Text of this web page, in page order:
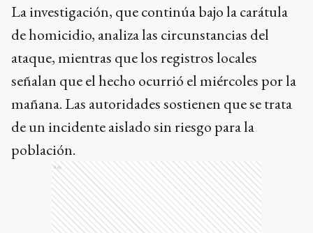
La investigación, que continúa bajo la carátula
de homicidio, analiza las circunstancias del
ataque, mientras que los registros locales
señalan que el hecho ocurrió el miércoles por la
mañana. Las autoridades sostienen que se trata
de un incidente aislado sin riesgo para la
población.
Ads